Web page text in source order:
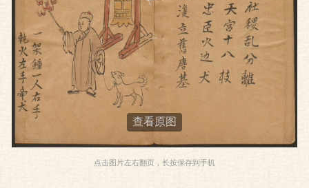
点击图片左右翻页，长按保存到手机
查看原图